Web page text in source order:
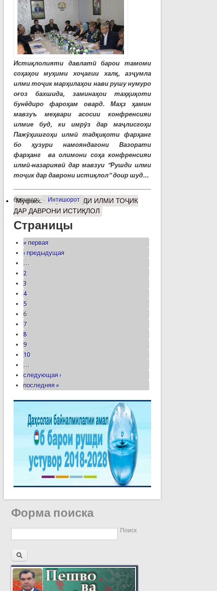
Истиқлолияти давлатӣ барои тамоми
соҳаҳои муҳими хоҷагии халқ, азҷумла
илми тоҷик марҳилаҳои нави рушу нумуро
оғоз бахшида, заминаҳои таҳқиқоти
бунёдиро фароҳам овард. Маҳз ҳамин
мавзуъ меҳвари асосии конфренсияи
илмие буд, ки имрӯз дар маҷлисгоҳи
Пажӯҳишгоҳи илмӣ тадқиқоти фарҳанг
бо ҳузури намояндагони Вазорати
фарҳанг ва олимони соҳа конфренсияи
илмӣ-назариявӣ дар мавзуи “Рушди илми
тоҷик дар даврони истиқлол” доир шуд...
барчасп: Интишорот
Муфассалтаро РУШДИ ИЛМИ ТОҶИК
ДАР ДАВРОНИ ИСТИҚЛОЛ
Страницы
« первая
‹ предыдущая
…
2
3
4
5
6
7
8
9
10
…
следующая ›
последняя »
Форма поиска
Поиск